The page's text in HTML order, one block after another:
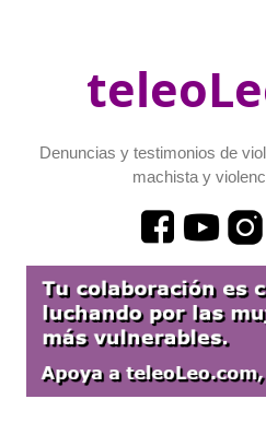
Denuncias y testimonios de
machista y